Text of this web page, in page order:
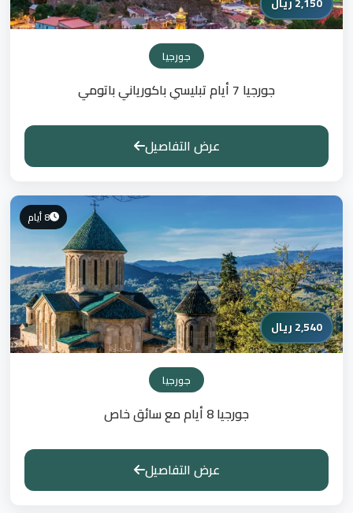
جورجيا
جورجيا 7 أيام تبليسي باكورياني باتومي
عرض التفاصيل
8 أيام
2,540 ريال
جورجيا
جورجيا 8 أيام مع سائق خاص
عرض التفاصيل